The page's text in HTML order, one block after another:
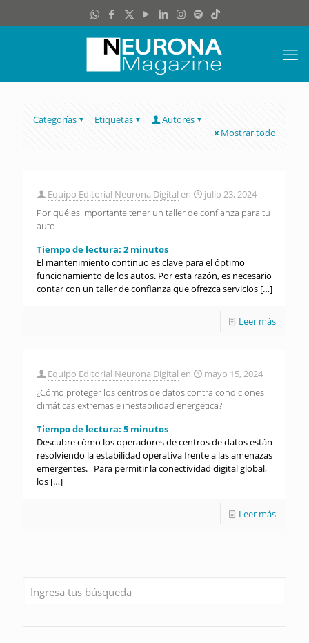
Categorías Etiquetas
Autores
Mostrar todo
Equipo Editorial Neurona Digital en
julio 23, 2024
Por qué es importante tener un taller de confianza para tu
auto
Tiempo de lectura: 2 minutos
El mantenimiento continuo es clave para el óptimo
funcionamiento de los autos. Por esta razón, es necesario
contar con un taller de confianza que ofrezca servicios […]
Leer más
Equipo Editorial Neurona Digital en
mayo 15, 2024
¿Cómo proteger los centros de datos contra condiciones
climáticas extremas e inestabilidad energética?
Tiempo de lectura: 5 minutos
Descubre cómo los operadores de centros de datos están
resolviendo la estabilidad operativa frente a las amenazas
emergentes. Para permitir la conectividad digital global,
los […]
Leer más